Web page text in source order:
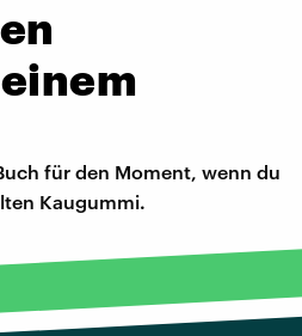
für den Moment, wenn du
Kaugummi.